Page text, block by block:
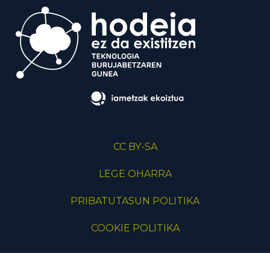
CC BY-SA
LEGE OHARRA
PRIBATUTASUN POLITIKA
COOKIE POLITIKA